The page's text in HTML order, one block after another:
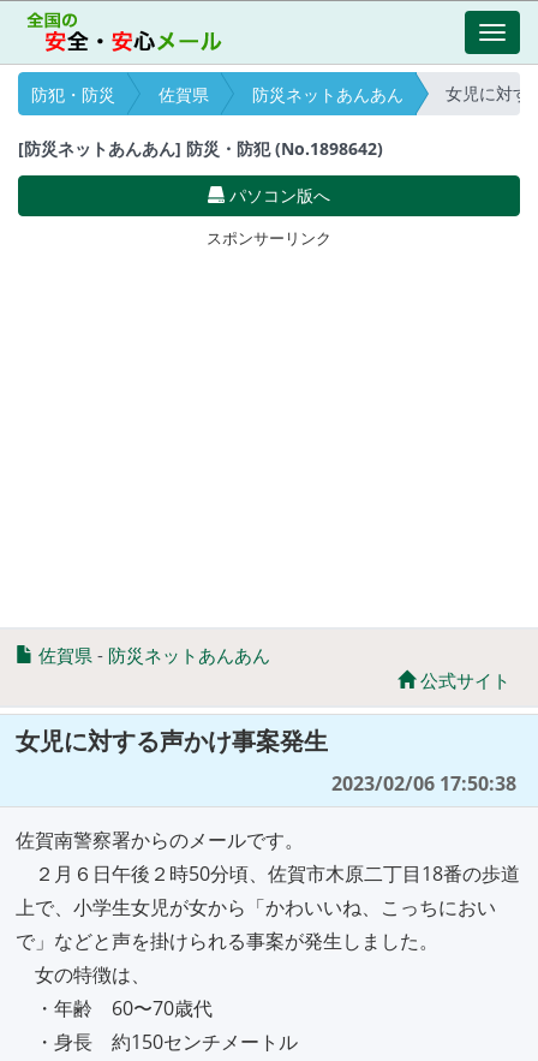
防犯・防災
佐賀県 防災ネットあんあん 女児に対す
[防災ネットあんあん] 防災・防犯 (No.1898642)
パソコン版へ
スポンサーリンク
佐賀県 - 防災ネットあんあん
公式サイト
女児に対する声かけ事案発生
2023/02/06 17:50:38
佐賀南警察署からのメールです。
２月６日午後２時50分頃、佐賀市木原二丁目18番の歩道
上で、小学生女児が女から「かわいいね、こっちにおい
で」などと声を掛けられる事案が発生しました。
女の特徴は、
・年齢 60〜70歳代
・身長 約150センチメートル